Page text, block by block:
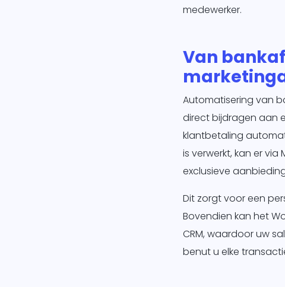
medewerker.
Van
Automatisering van
direct bijdragen aan
klantbetaling
is verwerkt, kan er
exclusieve
Dit zorgt voor een
Bovendien kan het
CRM, waardoor uw
benut u elke